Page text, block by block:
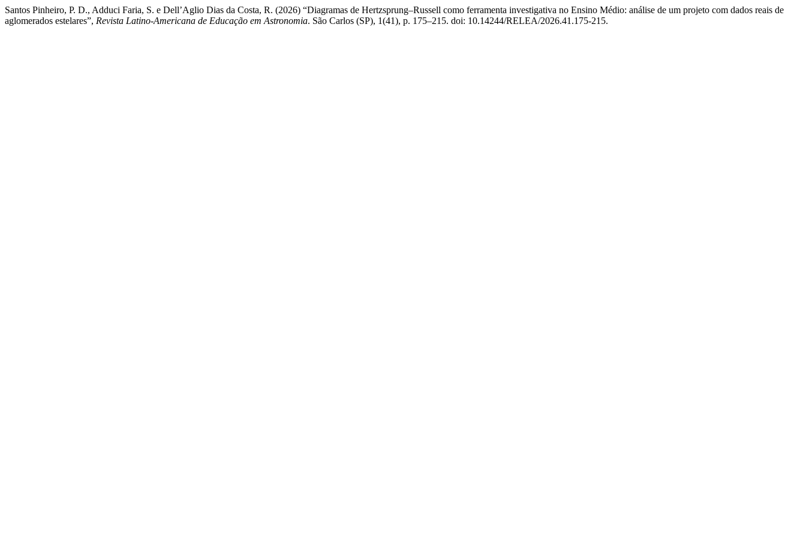
Santos Pinheiro, P. D., Adduci Faria, S. e Dell’Aglio Dias da Costa, R. (2026) “Diagramas de Hertzsprung–Russell como ferramenta investigativa no Ensino Médio: análise de um projeto com dados reais de
aglomerados estelares”, Revista Latino-Americana de Educação em Astronomia. São Carlos (SP), 1(41), p. 175–215. doi: 10.14244/RELEA/2026.41.175-215.